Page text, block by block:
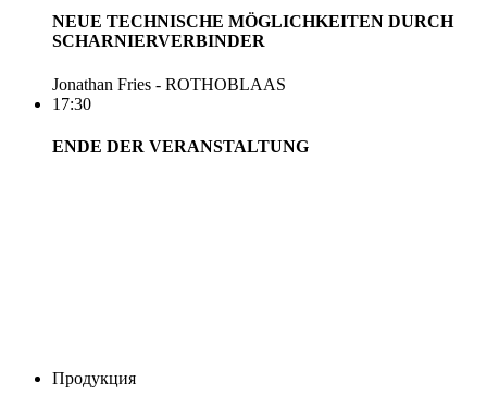
NEUE TECHNISCHE MÖGLICHKEITEN DURCH
SCHARNIERVERBINDER
Jonathan Fries - ROTHOBLAAS
17:30
ENDE DER VERANSTALTUNG
Продукция